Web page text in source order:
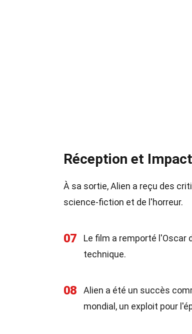
Réception et Impact
À sa sortie, Alien a reçu des
science-fiction et de l'horreur.
07
Le film a remporté
technique.
08
Alien a été un succès
mondial, un exploit pour